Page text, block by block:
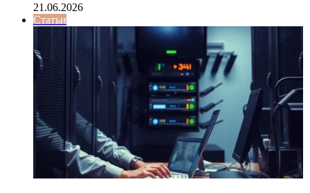
21.06.2026
Статьи